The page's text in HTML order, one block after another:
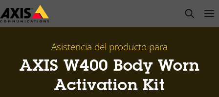
Saltar
al
open
Asistencia del producto para
AXIS W400 Body Worn
Activation Kit